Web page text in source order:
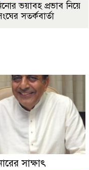
ভয়াবহ প্রভাব নিয়ে
সতর্কবার্তা
সাক্ষাৎ